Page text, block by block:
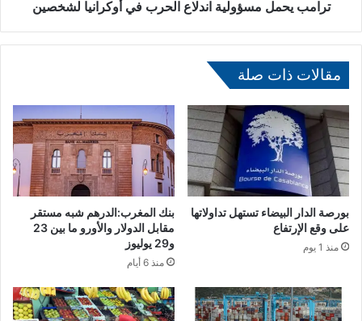
ك
ا
ن
إ
ل
ى
1
و
ي
ة
ا
ن
د
ل
ا
ل
ب
ترامب يحمل مسؤولية اندلاع الحرب في أوكرانيا لشخصين
مقالات ذات صلة
بورصة الدار البيضاء تستهل تداولاتها
على وقع الإرتفاع
منذ 1 يوم
بنك المغرب:الدرهم شبه مستقر
مقابل الدولار والأورو ما بين 23
و29 يوليوز
منذ 6 أيام